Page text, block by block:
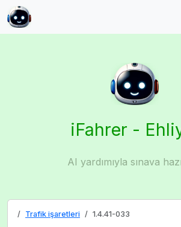
iFahrer -
AI yardımıyla sınava
Trafik işaretleri 1.4.41-033